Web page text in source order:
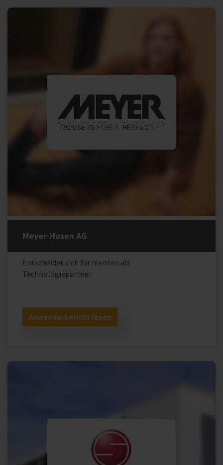
Meyer-Hosen AG
Entscheidet sich für menten als
Technologiepartner
Anwenderbericht lesen